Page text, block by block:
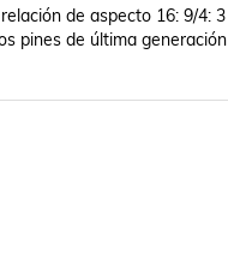
de aspecto 16: 9/4: 3
pines de última generación